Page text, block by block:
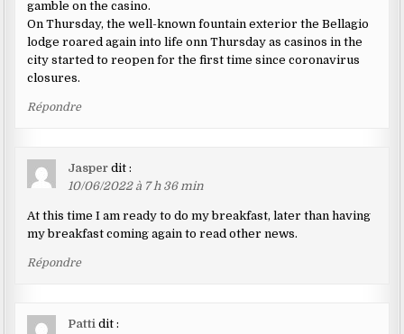
gamble on the casino.
On Thursday, the well-known fountain exterior the Bellagio
lodge roared again into life onn Thursday as casinos in the
city started to reopen for the first time since coronavirus
closures.
Répondre
Jasper dit :
10/06/2022 à 7 h 36 min
At this time I am ready to do my breakfast, later than having
my breakfast coming again to read other news.
Répondre
Patti dit :